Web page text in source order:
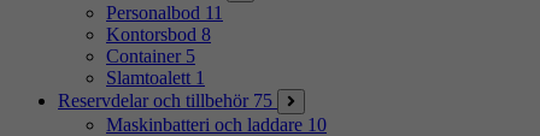
Personalbod 11
Kontorsbod 8
Container 5
Slamtoalett 1
Reservdelar och tillbehör 75
Maskinbatteri och laddare 10